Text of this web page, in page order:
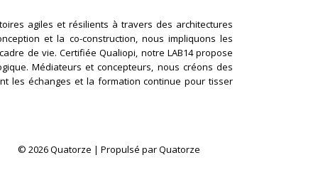
agiles et résilients à travers des architectures
et la co-construction, nous impliquons les
de vie. Certifiée Qualiopi, notre LAB14 propose
Médiateurs et concepteurs, nous créons des
les échanges et la formation continue pour tisser
© 2026 Quatorze | Propulsé par Quatorze